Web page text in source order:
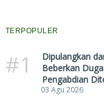
TERPOPULER
#1
Dipulangkan
Beberkan
Pengabdian
03 Agu 2026